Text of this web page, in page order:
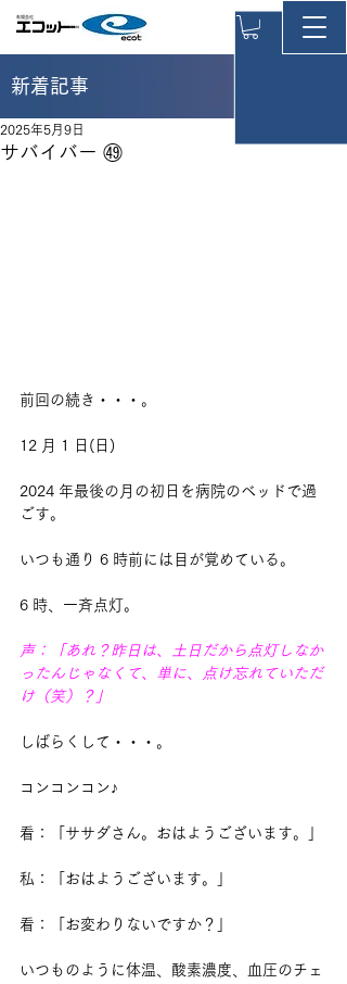
新着記事
サバイバー ㊾
2025年5月9日
前回の続き・・・。
12 月 1 日(日)
2024 年最後の月の初日を病院のベッドで過
ごす。
いつも通り 6 時前には目が覚めている。
6 時、一斉点灯。
声：「あれ？昨日は、土日だから点灯しなか
ったんじゃなくて、単に、点け忘れていただ
け（笑）？」
しばらくして・・・。
コンコンコン♪
看：「ササダさん。おはようございます。」
私：「おはようございます。」
看：「お変わりないですか？」
いつものように体温、酸素濃度、血圧のチェ